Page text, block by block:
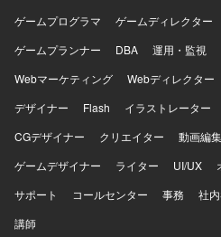
ゲームプログラマ
ゲームディレクター
ゲームプランナー
DBA 運用・監視
Webマーケティング
Webディレクター
デザイナー
Flash イラストレーター
CGデザイナー
クリエイター 動画編集
ゲームデザイナー
ライター UI/UX
サポート
コールセンター 事務 社
講師